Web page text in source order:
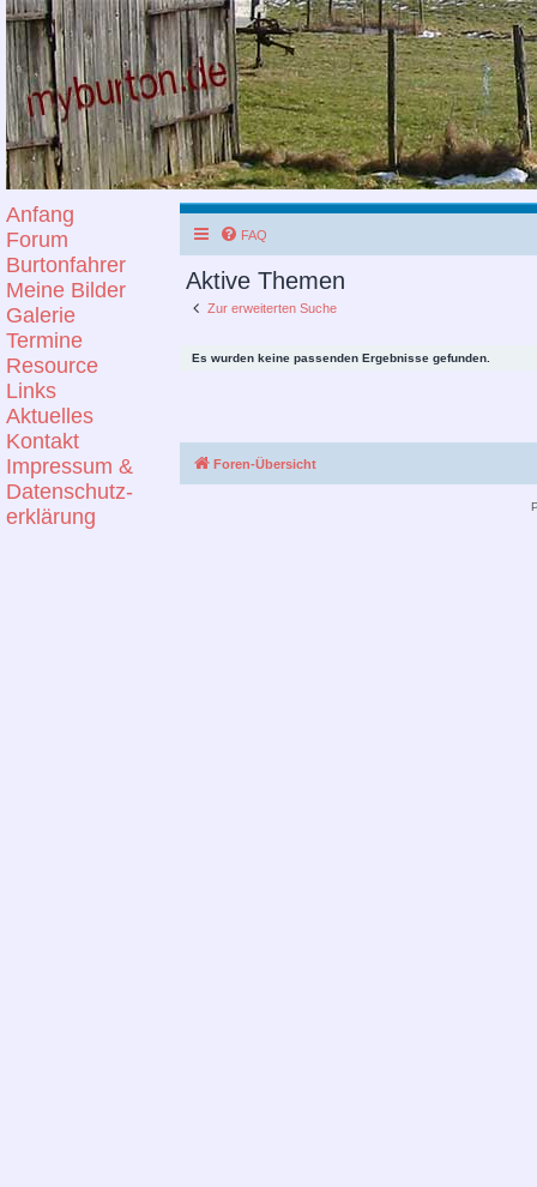
Anfang
Forum
Burtonfahrer
Meine Bilder
Galerie
Termine
Resource
Links
Aktuelles
Kontakt
Impressum &
Datenschutz-
erklärung
FAQ
Aktive Themen
Zur erweiterten Suche
Es wurden keine passenden Ergebnisse gefunden.
Foren-Übersicht